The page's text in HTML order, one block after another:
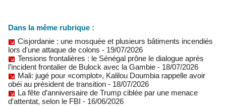
Dans la même rubrique :
Cisjordanie : une mosquée et plusieurs bâtiments incendiés
lors d'une attaque de colons - 19/07/2026
Tensions frontalières : le Sénégal prône le dialogue après
l’incident frontalier de Bulock avec la Gambie - 18/07/2026
Mali: jugé pour «complot», Kalilou Doumbia rappelle avoir
obéi au président de transition - 18/07/2026
La fête d’anniversaire de Trump ciblée par une menace
d’attentat, selon le FBI - 16/06/2026